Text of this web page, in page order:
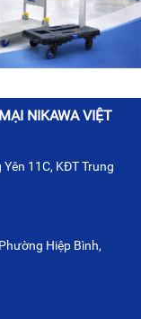
NIKAWA VIỆT
11C, KĐT Trung
Hiệp Bình,